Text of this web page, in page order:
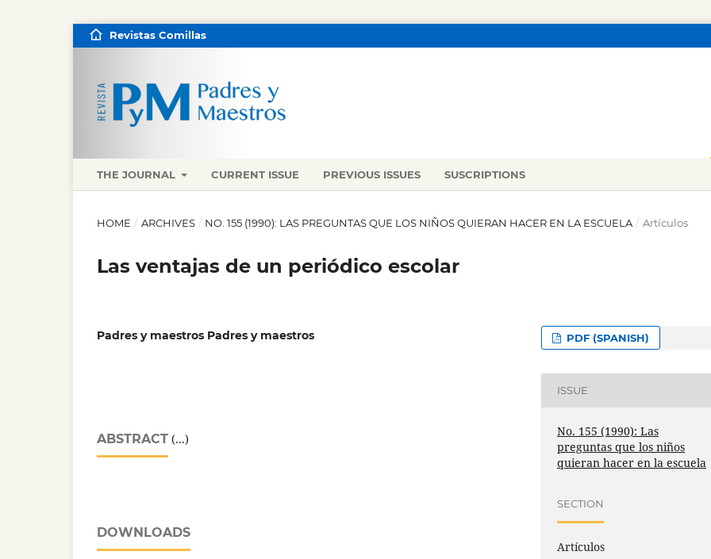
THE JOURNAL CURRENT ISSUE PREVIOUS ISSUES SUSCRIPTIONS
Revistas Comillas
HOME / ARCHIVES / NO. 155 (1990): LAS PREGUNTAS QUE LOS NIÑOS QUIERAN HACER EN LA ESCUELA / Artículos
Las ventajas de un periódico escolar
Padres y maestros Padres y maestros
ABSTRACT (...)
DOWNLOADS
PDF (SPANISH)
ISSUE
No. 155 (1990): Las
preguntas que los niños
quieran hacer en la escuela
SECTION
Artículos